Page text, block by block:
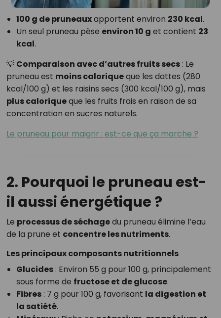
100 g de pruneauxapportent environ 230 kcal.
Un seul pruneau pèse environ 10 g et contient 23
kcal.
💡 Comparaison avec d’autres fruits secs: Le
pruneau est moins caloriqueque les dattes (280
kcal/100 g) et les raisins secs (300 kcal/100 g), mais
plus caloriqueque les fruits frais en raison de sa
concentration en sucres naturels.
Le pruneau pour maigrir : est-ce que ça marche ?
2. Pourquoi le pruneau est-
il aussi énergétique ?
Le processus de séchagedu pruneau élimine l’eau
de la prune et concentre les nutriments.
Les principaux composants nutritionnels
Glucides: Environ 55 g pour 100 g, principalement
sous forme de fructose et de glucose.
Fibres: 7 g pour 100 g, favorisant la digestion et
la satiété.